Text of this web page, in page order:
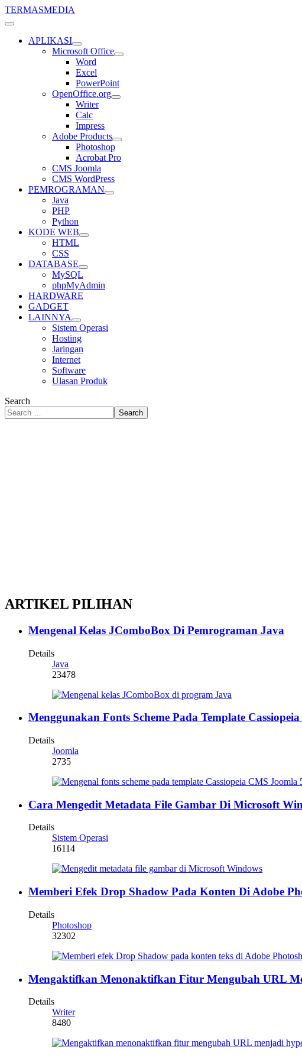
TERMASMEDIA
APLIKASI
Microsoft Office
Word
Excel
PowerPoint
OpenOffice.org
Writer
Calc
Impress
Adobe Products
Photoshop
Acrobat Pro
CMS Joomla
CMS WordPress
PEMROGRAMAN
Java
PHP
Python
KODE WEB
HTML
CSS
DATABASE
MySQL
phpMyAdmin
HARDWARE
GADGET
LAINNYA
Sistem Operasi
Hosting
Jaringan
Internet
Software
Ulasan Produk
Search
Search
ARTIKEL PILIHAN
Mengenal Kelas JComboBox Di Pemrograman Java
Details
Java
23478
Menggunakan Fonts Scheme Pada Template
Details
Joomla
2735
Cara Mengedit Metadata File Gambar Di Microsoft
Details
Sistem Operasi
16114
Memberi Efek Drop Shadow Pada Konten Di Adobe
Details
Photoshop
32302
Mengaktifkan Menonaktifkan Fitur Mengubah URL
Details
Writer
8480